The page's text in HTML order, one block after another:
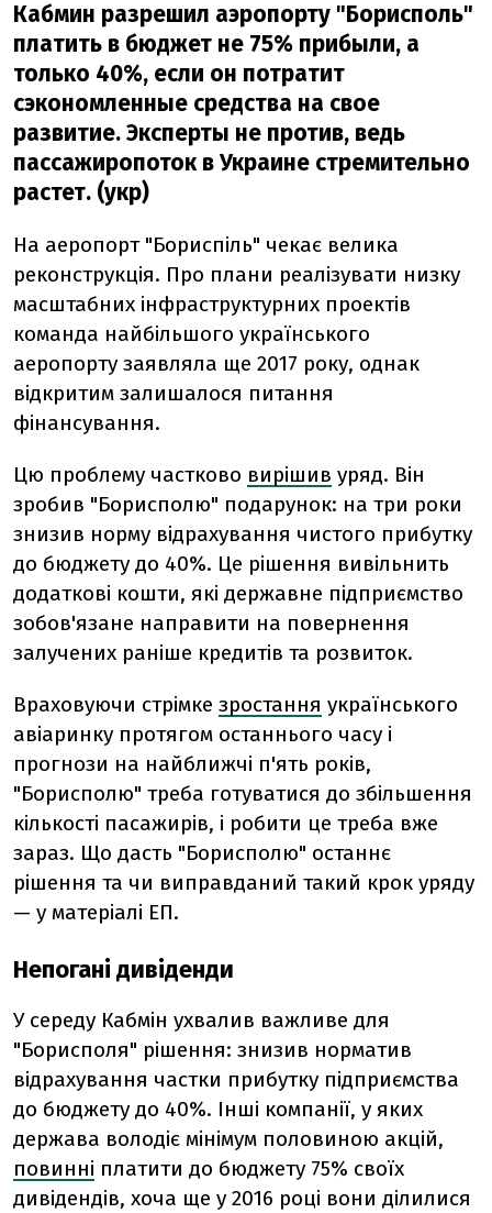
Кабмин разрешил аэропорту "Борисполь"
платить в бюджет не 75% прибыли, а
только 40%, если он потратит
сэкономленные средства на свое
развитие. Эксперты не против, ведь
пассажиропоток в Украине стремительно
растет. (укр)
На аеропорт "Бориспіль" чекає велика
реконструкція. Про плани реалізувати низку
масштабних інфраструктурних проектів
команда найбільшого українського
аеропорту заявляла ще 2017 року, однак
відкритим залишалося питання
фінансування.
Цю проблему частково вирішив уряд. Він
зробив "Борисполю" подарунок: на три роки
знизив норму відрахування чистого прибутку
до бюджету до 40%. Це рішення вивільнить
додаткові кошти, які державне підприємство
зобов'язане направити на повернення
залучених раніше кредитів та розвиток.
Враховуючи стрімке зростання українського
авіаринку протягом останнього часу і
прогнози на найближчі п'ять років,
"Борисполю" треба готуватися до збільшення
кількості пасажирів, і робити це треба вже
зараз. Що дасть "Борисполю" останнє
рішення та чи виправданий такий крок уряду
— у матеріалі ЕП.
Непогані дивіденди
У середу Кабмін ухвалив важливе для
"Борисполя" рішення: знизив норматив
відрахування частки прибутку підприємства
до бюджету до 40%. Інші компанії, у яких
держава володіє мінімум половиною акцій,
повинні платити до бюджету 75% своїх
дивідендів, хоча ще у 2016 році вони ділилися